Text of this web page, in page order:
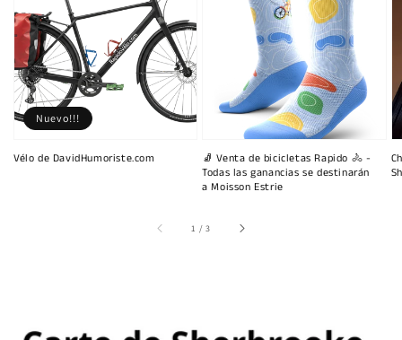
Vélo de DavidHumoriste.com
Nuevo!!!
🧦 Venta de bicicletas Rapido 🚴 -
Todas las ganancias se destinarán
a Moisson Estrie
1 /de
3